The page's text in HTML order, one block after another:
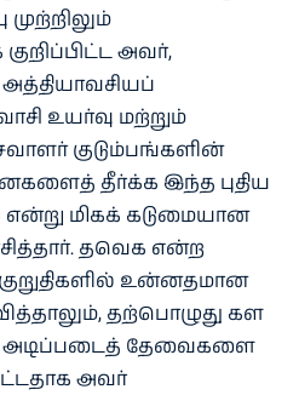
அவர்,
உயர்வு மற்றும்
குடும்பங்களின்
தீர்க்க இந்த புதிய
என்று மிகக் கடுமையான
தவெக என்ற
உன்னதமான
தற்பொழுது கள
அடிப்படைத் தேவைகளை
அவர்